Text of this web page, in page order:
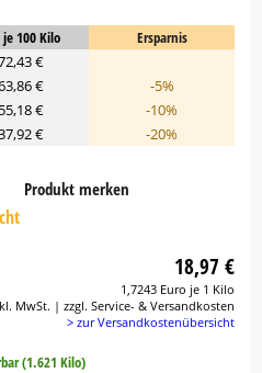
je 100 Kilo
Ersparnis
€
€
-5%
€
-10%
€ -20%
PlatzhalterProdukt merken
18,97 €
1,7243 Euro je 1 Kilo
MwSt. | zzgl. Service- & Versandkosten
> zur Versandkostenübersicht
(1.621 Kilo)